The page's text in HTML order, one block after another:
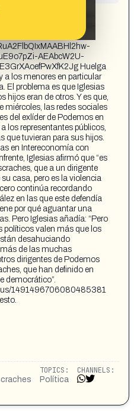
2022-02-10/video-
AEAbcW2U-
Huelga
a los menores en particular
El problema es que Iglesias
hijos eran de otros. Y es que,
miércoles, las redes sociales
del exlíder de Podemos en
los representantes públicos,
que tuvieran para sus hijos.
en Intereconomía con
Iglesias afirmó que “es
que a un dirigente
casa, pero es la violencia
continúa recordando
en las que este defendía
por qué aguantar una
Pero Iglesias añadía: “Pero
políticos valen más que los
desahuciando
de las muchas
dirigentes de Podemos
que han definido en
democrático”.
1491496706080485381
TOPICS:
Política
CHANNELS: